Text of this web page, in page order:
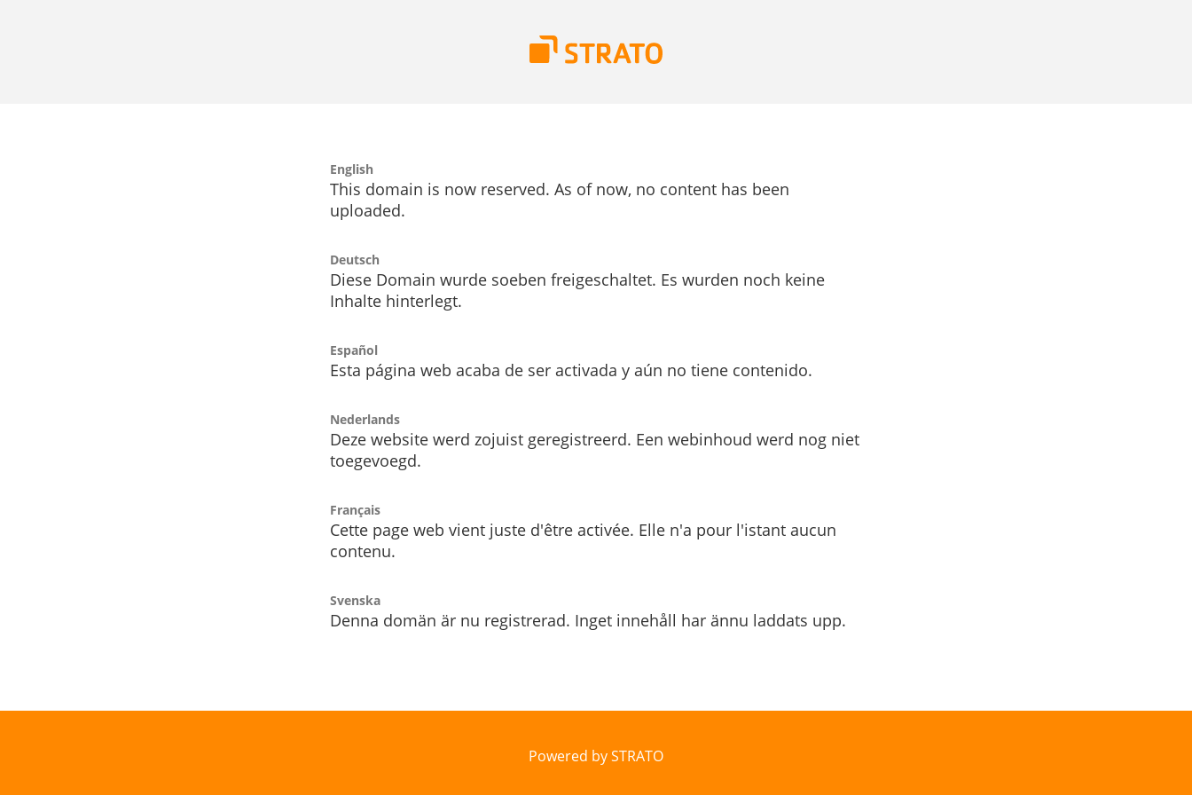
English
This domain is now reserved. As of now, no content has been
uploaded.
Deutsch
Diese Domain wurde soeben freigeschaltet. Es wurden noch keine
Inhalte hinterlegt.
Español
Esta página web acaba de ser activada y aún no tiene contenido.
Nederlands
Deze website werd zojuist geregistreerd. Een webinhoud werd nog niet
toegevoegd.
Français
Cette page web vient juste d'être activée. Elle n'a pour l'istant aucun
contenu.
Svenska
Denna domän är nu registrerad. Inget innehåll har ännu laddats upp.
Powered by STRATO